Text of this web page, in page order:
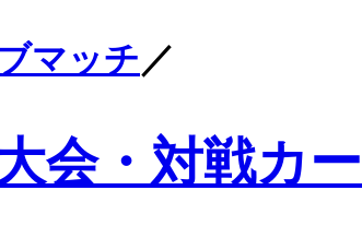
マッチ／
会・対戦カ